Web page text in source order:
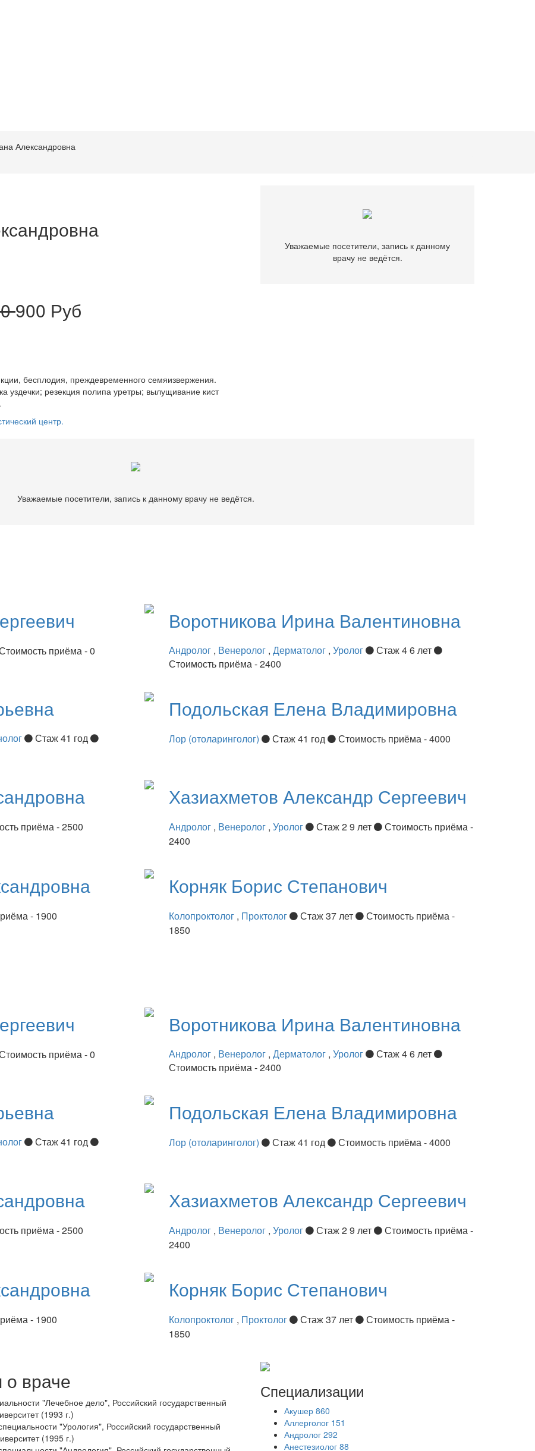
Александровна
900 Руб
бесплодия, преждевременного семяизвержения.
уздечки; резекция полипа уретры; вылущивание кист
центр.
Уважаемые посетители, запись к данному
врачу не ведётся.
Уважаемые посетители, запись к данному врачу не ведётся.
приёма - 0
Воротникова Ирина Валентиновна
Андролог , Венеролог , Дерматолог , Уролог
Стаж 4 6 лет
Стоимость приёма - 2400
Стаж 41 год
Подольская Елена Владимировна
Лор (отоларинголог) Стаж 41 год Стоимость приёма - 4000
приёма - 2500
Хазиахметов Александр Сергеевич
Андролог , Венеролог , Уролог Стаж 2 9 лет
Стоимость приёма -
2400
- 1900
Корняк Борис Степанович
Колопроктолог , Проктолог Стаж 37 лет
Стоимость приёма -
1850
приёма - 0
Воротникова Ирина Валентиновна
Андролог , Венеролог , Дерматолог , Уролог
Стаж 4 6 лет
Стоимость приёма - 2400
Стаж 41 год
Подольская Елена Владимировна
Лор (отоларинголог) Стаж 41 год Стоимость приёма - 4000
приёма - 2500
Хазиахметов Александр Сергеевич
Андролог , Венеролог , Уролог Стаж 2 9 лет
Стоимость приёма -
2400
- 1900
Корняк Борис Степанович
Колопроктолог , Проктолог Стаж 37 лет
Стоимость приёма -
1850
враче
"Лечебное дело", Российский государственный
(1993 г.)
"Урология", Российский государственный
(1995 г.)
Специализации
Акушер 860
Аллерголог 151
Андролог 292
Анестезиолог 88